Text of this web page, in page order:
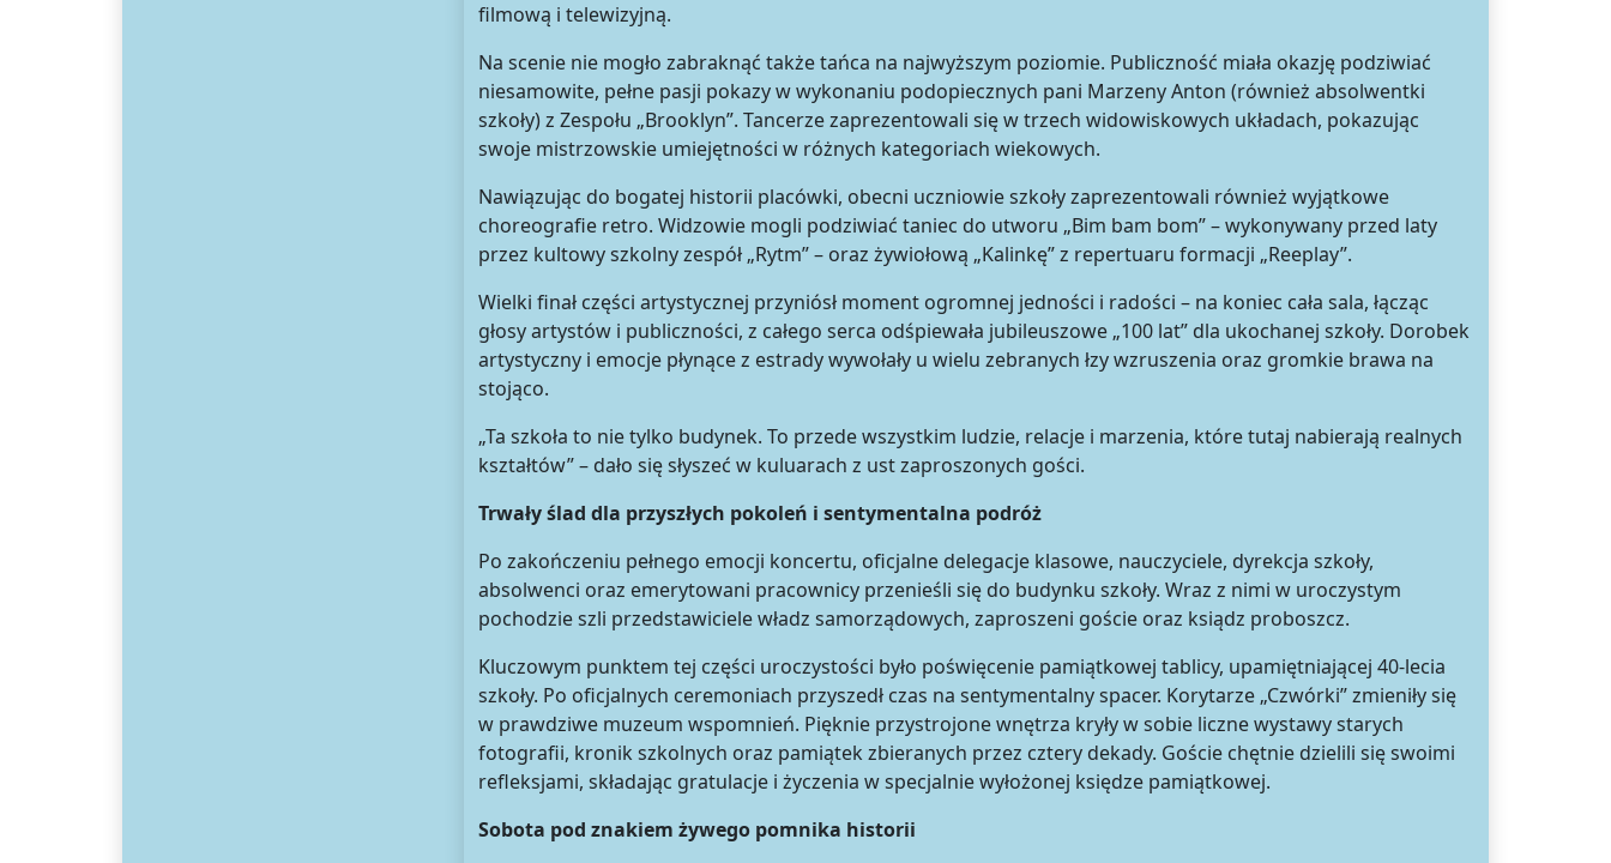
filmową i telewizyjną.
Na scenie nie mogło zabraknąć także tańca na najwyższym poziomie. Publiczność miała okazję podziwiać
niesamowite, pełne pasji pokazy w wykonaniu podopiecznych pani Marzeny Anton (również absolwentki
szkoły) z Zespołu „Brooklyn”. Tancerze zaprezentowali się w trzech widowiskowych układach, pokazując
swoje mistrzowskie umiejętności w różnych kategoriach wiekowych.
Nawiązując do bogatej historii placówki, obecni uczniowie szkoły zaprezentowali również wyjątkowe
choreografie retro. Widzowie mogli podziwiać taniec do utworu „Bim bam bom” – wykonywany przed laty
przez kultowy szkolny zespół „Rytm” – oraz żywiołową „Kalinkę” z repertuaru formacji „Reeplay”.
Wielki finał części artystycznej przyniósł moment ogromnej jedności i radości – na koniec cała sala, łącząc
głosy artystów i publiczności, z całego serca odśpiewała jubileuszowe „100 lat” dla ukochanej szkoły. Dorobek
artystyczny i emocje płynące z estrady wywołały u wielu zebranych łzy wzruszenia oraz gromkie brawa na
stojąco.
„Ta szkoła to nie tylko budynek. To przede wszystkim ludzie, relacje i marzenia, które tutaj nabierają realnych
kształtów” – dało się słyszeć w kuluarach z ust zaproszonych gości.
Trwały ślad dla przyszłych pokoleń i sentymentalna podróż
Po zakończeniu pełnego emocji koncertu, oficjalne delegacje klasowe, nauczyciele, dyrekcja szkoły,
absolwenci oraz emerytowani pracownicy przenieśli się do budynku szkoły. Wraz z nimi w uroczystym
pochodzie szli przedstawiciele władz samorządowych, zaproszeni goście oraz ksiądz proboszcz.
Kluczowym punktem tej części uroczystości było poświęcenie pamiątkowej tablicy, upamiętniającej 40-lecia
szkoły. Po oficjalnych ceremoniach przyszedł czas na sentymentalny spacer. Korytarze „Czwórki” zmieniły się
w prawdziwe muzeum wspomnień. Pięknie przystrojone wnętrza kryły w sobie liczne wystawy starych
fotografii, kronik szkolnych oraz pamiątek zbieranych przez cztery dekady. Goście chętnie dzielili się swoimi
refleksjami, składając gratulacje i życzenia w specjalnie wyłożonej księdze pamiątkowej.
Sobota pod znakiem żywego pomnika historii